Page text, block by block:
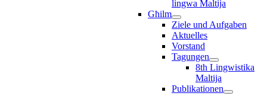
lingwa Maltija
Għilm
Ziele und Aufgaben
Aktuelles
Vorstand
Tagungen
8th Lingwistika
Maltija
Publikationen